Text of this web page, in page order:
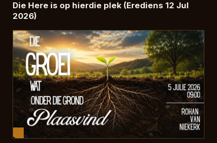
Die Here is op hierdie plek (Erediens 12 Jul
2026)